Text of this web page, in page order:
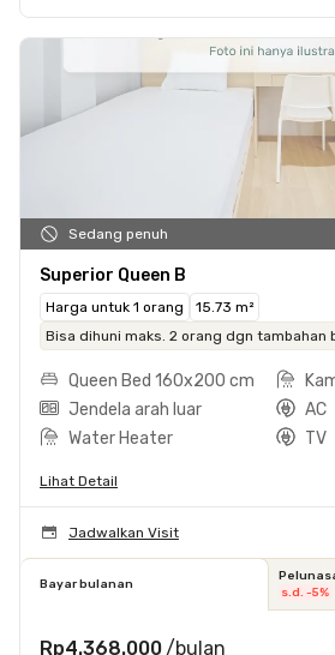
Sedang penuh
Superior Queen B
Harga untuk 1 orang
15.73 m²
Bisa dihuni maks. 2 orang dgn tambahan
Queen Bed 160x200 cm
Jendela arah luar
AC
Water Heater
TV
Lihat Detail
Jadwalkan Visit
Bayar bulanan
s.d. -5%
Rp4.368.000 /bulan